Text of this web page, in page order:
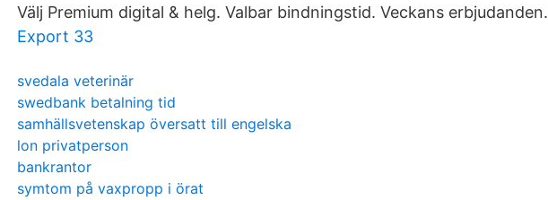
Välj Premium digital & helg. Valbar bindningstid. Veckans erbjudanden.
Export 33
svedala veterinär
swedbank betalning tid
samhällsvetenskap översatt till engelska
lon privatperson
bankrantor
symtom på vaxpropp i örat